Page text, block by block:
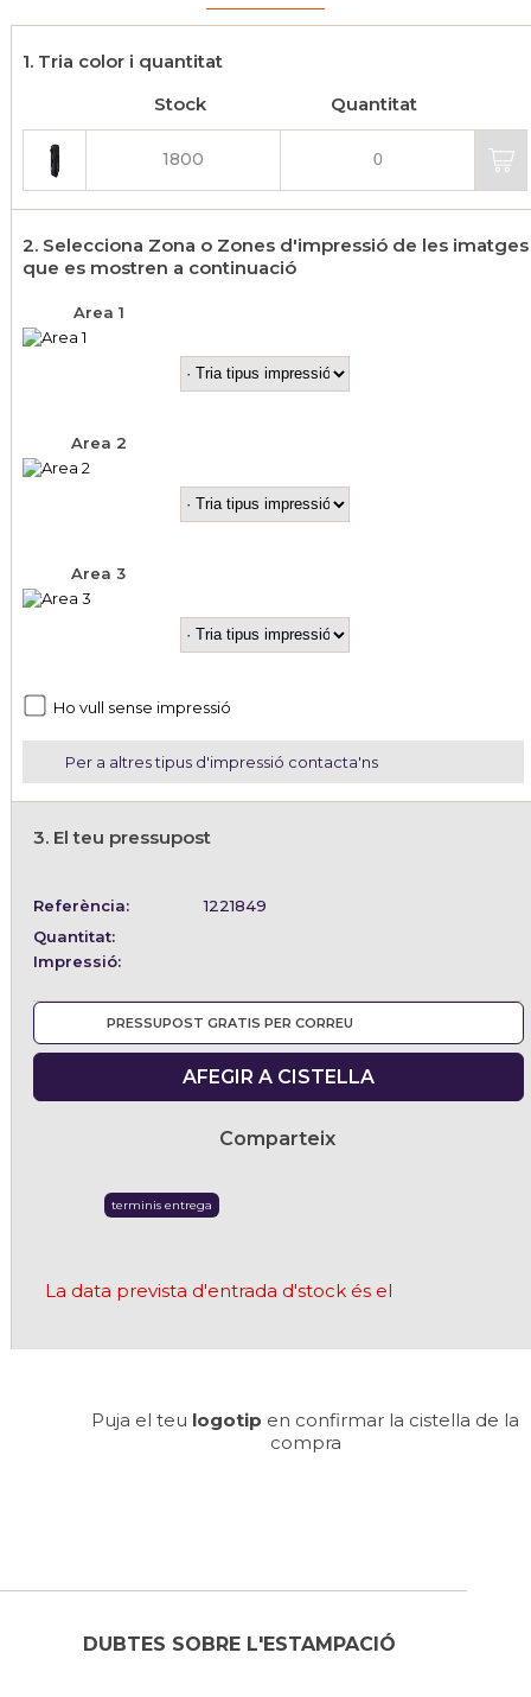
1. Tria color i quantitat
Stock
Quantitat
1800
2. Selecciona Zona o Zones d'impressió de les imatges
que es mostren a continuació
Area 1
Area 2
Area 3
Ho vull sense impressió
Per a altres tipus d'impressió contacta'ns
3. El teu pressupost
Referència:
1221849
Quantitat:
Impressió:
PRESSUPOST GRATIS PER CORREU
AFEGIR A CISTELLA
Comparteix
terminis entrega
La data prevista d'entrada d'stock és el
Puja el teu logotip en confirmar la cistella de la
compra
DUBTES SOBRE L'ESTAMPACIÓ